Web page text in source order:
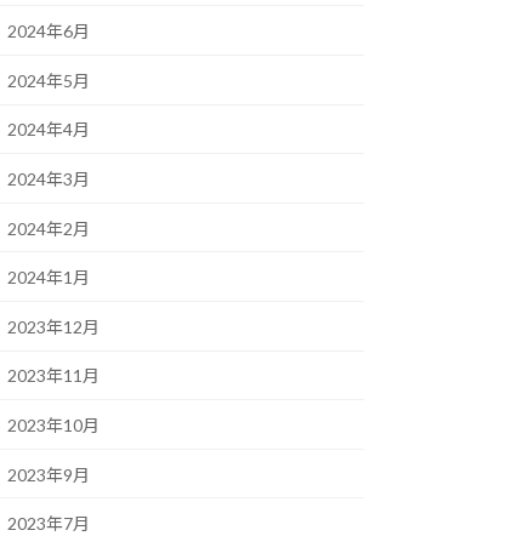
2024年6月
2024年5月
2024年4月
2024年3月
2024年2月
2024年1月
2023年12月
2023年11月
2023年10月
2023年9月
2023年7月